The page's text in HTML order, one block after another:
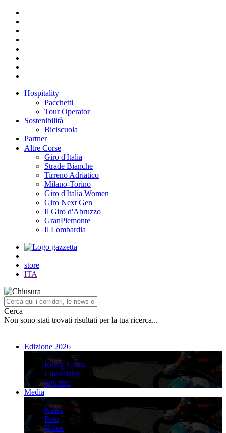
Hospitality
Pacchetti
Tour Operator
Sostenibilità
Biciscuola
Partner
Altre Corse
Giro d'Italia
Strade Bianche
Tirreno Adriatico
Milano-Torino
Giro d'Italia Women
Giro Next Gen
Il Giro d'Abruzzo
GranPiemonte
Il Lombardia
store
ITA
Cerca
Non sono stati trovati risultati per la tua ricerca...
Edizione 2026
Edizione 2026
Recap Corsa
Classifiche
Squadre
Media
Media
News
Foto
Video